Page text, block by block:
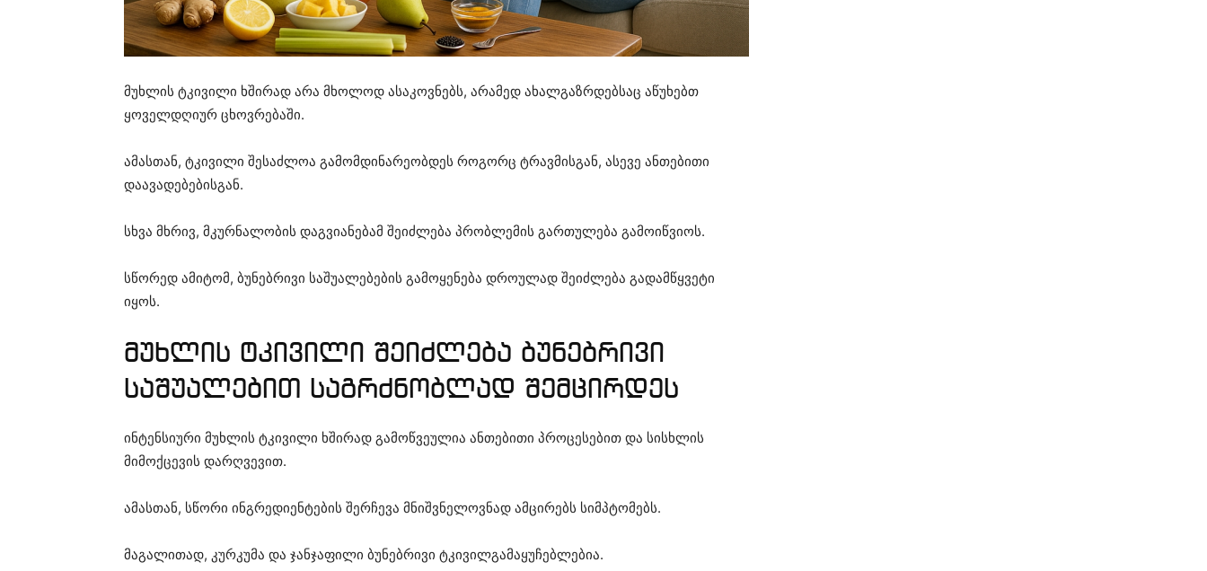
მუხლის ტკივილი ხშირად არა მხოლოდ ასაკოვნებს, არამედ ახალგაზრდებსაც აწუხებთ
ყოველდღიურ ცხოვრებაში.
ამასთან, ტკივილი შესაძლოა გამომდინარეობდეს როგორც ტრავმისგან, ასევე ანთებითი
დაავადებებისგან.
სხვა მხრივ, მკურნალობის დაგვიანებამ შეიძლება პრობლემის გართულება გამოიწვიოს.
სწორედ ამიტომ, ბუნებრივი საშუალებების გამოყენება დროულად შეიძლება გადამწყვეტი
იყოს.
მუხლის ტკივილი შეიძლება ბუნებრივი
საშუალებით საგრძნობლად შემცირდეს
ინტენსიური მუხლის ტკივილი ხშირად გამოწვეულია ანთებითი პროცესებით და სისხლის
მიმოქცევის დარღვევით.
ამასთან, სწორი ინგრედიენტების შერჩევა მნიშვნელოვნად ამცირებს სიმპტომებს.
მაგალითად, კურკუმა და ჯანჯაფილი ბუნებრივი ტკივილგამაყუჩებლებია.